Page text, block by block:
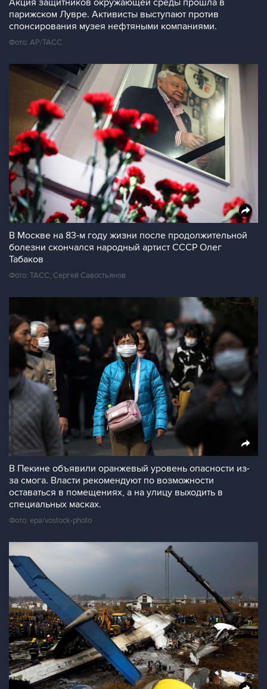
Акция защитников окружающей среды прошла в
парижском Лувре. Активисты выступают против
спонсирования музея нефтяными компаниями.
Фото: AP/ТАСС
В Москве на 83-м году жизни после продолжительной
болезни скончался народный артист СССР Олег
Табаков
Фото: ТАСС, Сергей Савостьянов
В Пекине объявили оранжевый уровень опасности из-
за смога. Власти рекомендуют по возможности
оставаться в помещениях, а на улицу выходить в
специальных масках.
Фото: epa/vostock-photo